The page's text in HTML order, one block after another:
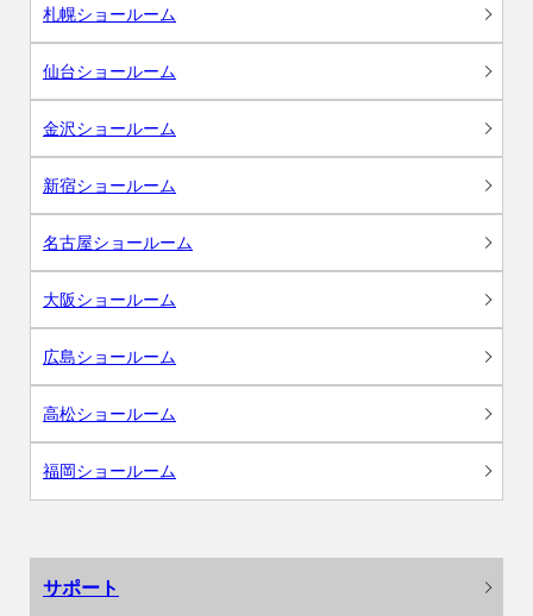
札幌ショールーム
仙台ショールーム
金沢ショールーム
新宿ショールーム
名古屋ショールーム
大阪ショールーム
広島ショールーム
高松ショールーム
福岡ショールーム
サポート